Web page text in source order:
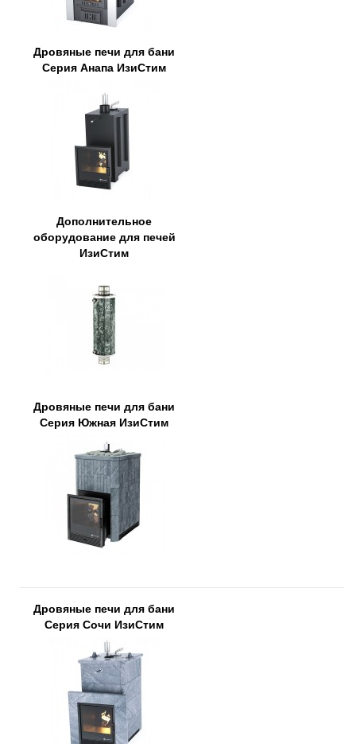
Дровяные печи для бани
Серия Анапа ИзиСтим
Дополнительное
оборудование для печей
ИзиСтим
Дровяные печи для бани
Серия Южная ИзиСтим
Дровяные печи для бани
Серия Сочи ИзиСтим